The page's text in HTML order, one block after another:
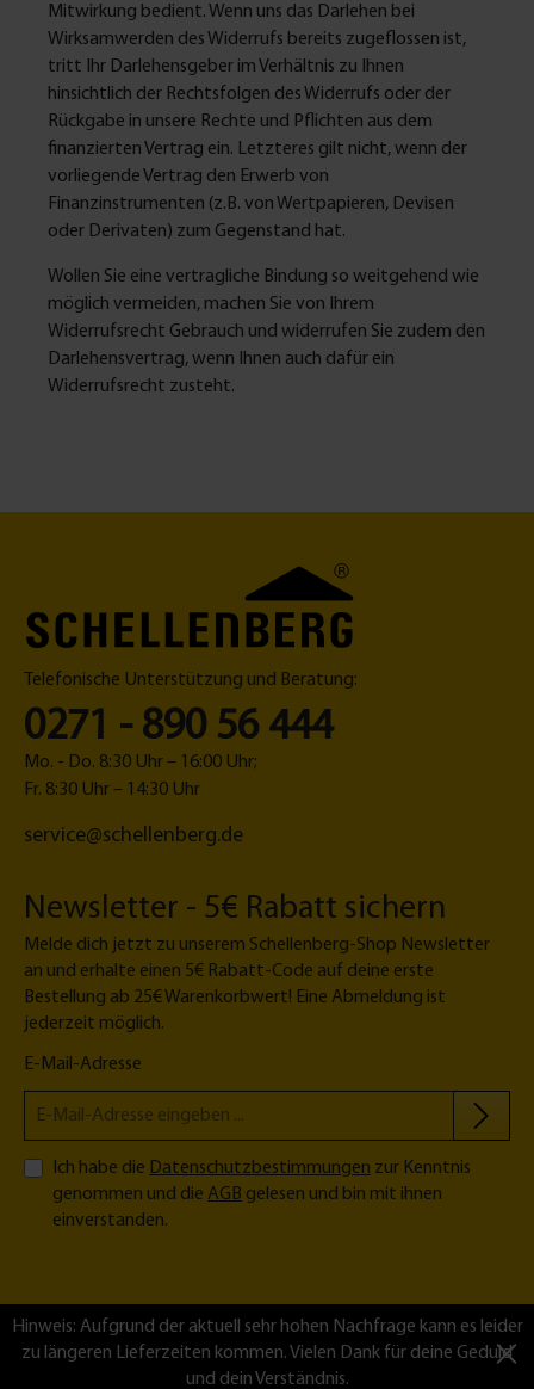
Mitwirkung bedient. Wenn uns das Darlehen bei
Wirksamwerden des Widerrufs bereits zugeflossen ist,
tritt Ihr Darlehensgeber im Verhältnis zu Ihnen
hinsichtlich der Rechtsfolgen des Widerrufs oder der
Rückgabe in unsere Rechte und Pflichten aus dem
finanzierten Vertrag ein. Letzteres gilt nicht, wenn der
vorliegende Vertrag den Erwerb von
Finanzinstrumenten (z.B. von Wertpapieren, Devisen
oder Derivaten) zum Gegenstand hat.
Wollen Sie eine vertragliche Bindung so weitgehend wie
möglich vermeiden, machen Sie von Ihrem
Widerrufsrecht Gebrauch und widerrufen Sie zudem den
Darlehensvertrag, wenn Ihnen auch dafür ein
Widerrufsrecht zusteht.
Telefonische Unterstützung und Beratung:
0271 - 890 56 444
Mo. - Do. 8:30 Uhr – 16:00 Uhr;
Fr. 8:30 Uhr – 14:30 Uhr
service@schellenberg.de
Newsletter - 5€ Rabatt sichern
Melde dich jetzt zu unserem Schellenberg-Shop Newsletter
an und erhalte einen 5€ Rabatt-Code auf deine erste
Bestellung ab 25€ Warenkorbwert! Eine Abmeldung ist
jederzeit möglich.
E-Mail-Adresse
Ich habe die Datenschutzbestimmungen zur Kenntnis
genommen und die AGB gelesen und bin mit ihnen
einverstanden.
Hinweis: Aufgrund der aktuell sehr hohen Nachfrage kann es leider
zu längeren Lieferzeiten kommen. Vielen Dank für deine Geduld
und dein Verständnis.